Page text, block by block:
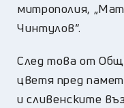
митрополия,
Чинтулов“.
След това от
цветя пред
и сливенските